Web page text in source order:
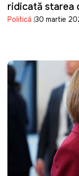
ridicată starea
energetic
Politică 30 martie